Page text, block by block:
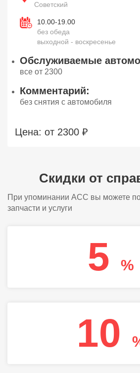
Советский
10.00-19.00
без обеда
выходной - воскресенье
Обслуживаемые
все от 2300
Комментарий:
без снятия с автомобиля
Цена: от 2300 ₽
Скидки от
При упоминании АСС вы можете
запчасти и услуги
5 %
10